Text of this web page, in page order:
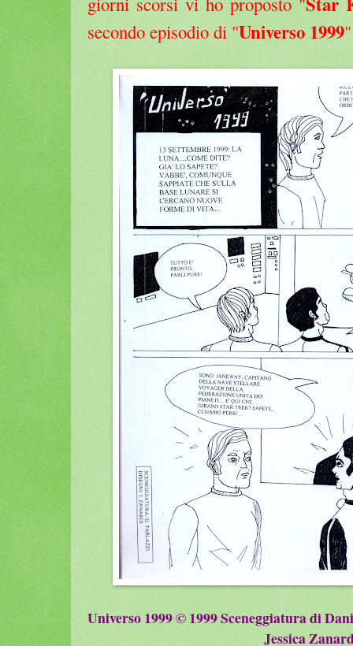
secondo episodio di "Universo 1999"
Universo 1999 © 1999 Sceneggiatura di
Jessica